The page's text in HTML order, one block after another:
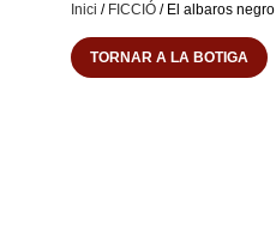
Inici / FICCIÓ / El albaros negro
TORNAR A LA BOTIGA